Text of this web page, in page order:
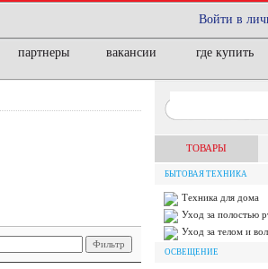
Войти в
партнеры вакансии где купить
ТОВАРЫ
БЫТОВАЯ ТЕХНИКА
Техника для дома
Уход за полостью
Уход за телом и
ОСВЕЩЕНИЕ